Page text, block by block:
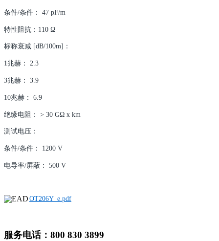
条件/条件： 47 pF/m
特性阻抗：110 Ω
标称衰减 [dB/100m]：
1兆赫： 2.3
3兆赫： 3.9
10兆赫： 6.9
绝缘电阻： > 30 GΩ x km
测试电压：
条件/条件： 1200 V
电导率/屏蔽： 500 V
OT206Y_e.pdf
服务电话：800 830 3899